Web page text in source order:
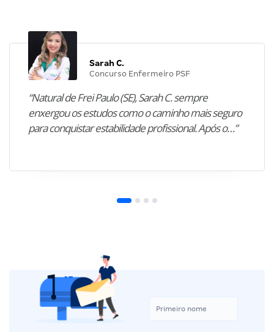
Sarah C.
Concurso Enfermeiro PSF
“Natural de Frei Paulo (SE), Sarah C. sempre
enxergou os estudos como o caminho mais seguro
para conquistar estabilidade profissional. Após o…”